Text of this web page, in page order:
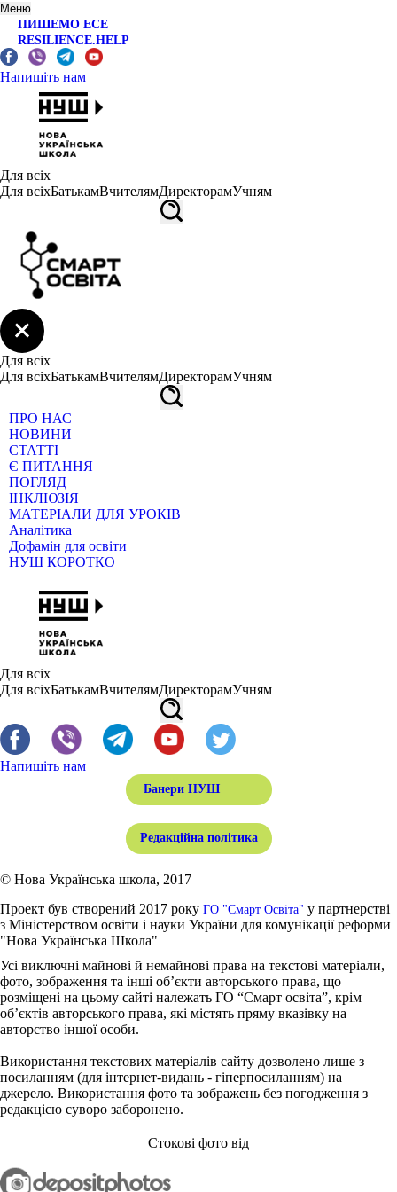
Меню
ПИШЕМО ЕСЕ
RESILIENCE.HELP
Напишіть нам
Для всіх
Для всіхБатькамВчителямДиректорамУчням
Для всіх
Для всіхБатькамВчителямДиректорамУчням
ПРО НАС
НОВИНИ
СТАТТІ
Є ПИТАННЯ
ПОГЛЯД
ІНКЛЮЗІЯ
МАТЕРІАЛИ ДЛЯ УРОКІВ
Аналітика
Дофамін для освіти
НУШ КОРОТКО
Для всіх
Для всіхБатькамВчителямДиректорамУчням
Напишіть нам
Банери НУШ
Редакційна політика
© Нова Українська школа, 2017
Проект був створений 2017 року ГО "Смарт Освіта" у партнерстві
з Міністерством освіти і науки України для комунікації реформи
"Нова Українська Школа"
Усі виключні майнові й немайнові права на текстові матеріали,
фото, зображення та інші об’єкти авторського права, що
розміщені на цьому сайті належать ГО “Смарт освіта”, крім
об’єктів авторського права, які містять пряму вказівку на
авторство іншої особи.
Використання текстових матеріалів сайту дозволено лише з
посиланням (для інтернет-видань - гіперпосиланням) на
джерело. Використання фото та зображень без погодження з
редакцією суворо заборонено.
Стокові фото від